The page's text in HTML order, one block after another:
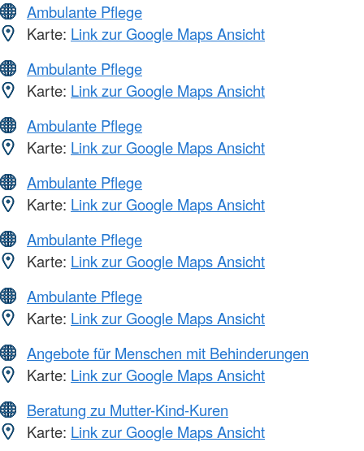
Ambulante Pflege
Karte: Link zur Google Maps Ansicht
Ambulante Pflege
Karte: Link zur Google Maps Ansicht
Ambulante Pflege
Karte: Link zur Google Maps Ansicht
Ambulante Pflege
Karte: Link zur Google Maps Ansicht
Ambulante Pflege
Karte: Link zur Google Maps Ansicht
Ambulante Pflege
Karte: Link zur Google Maps Ansicht
Angebote für Menschen mit Behinderungen
Karte: Link zur Google Maps Ansicht
Beratung zu Mutter-Kind-Kuren
Karte: Link zur Google Maps Ansicht